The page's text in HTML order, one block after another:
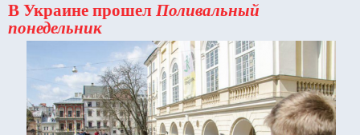
В Украине прошел Поливальный
понедельник